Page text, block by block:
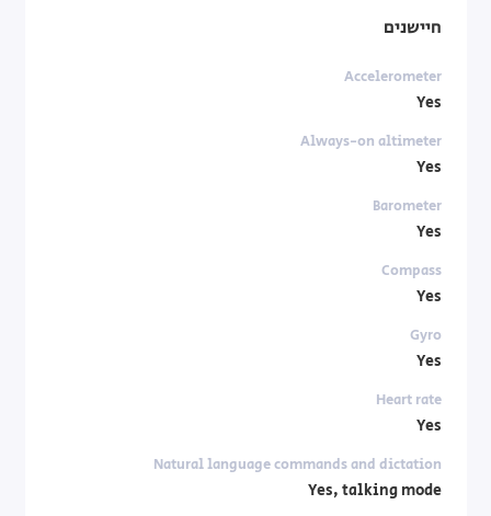
חיישנים
Accelerometer
Yes
Always-on altimeter
Yes
Barometer
Yes
Compass
Yes
Gyro
Yes
Heart rate
Yes
Natural language commands and dictation
Yes, talking mode